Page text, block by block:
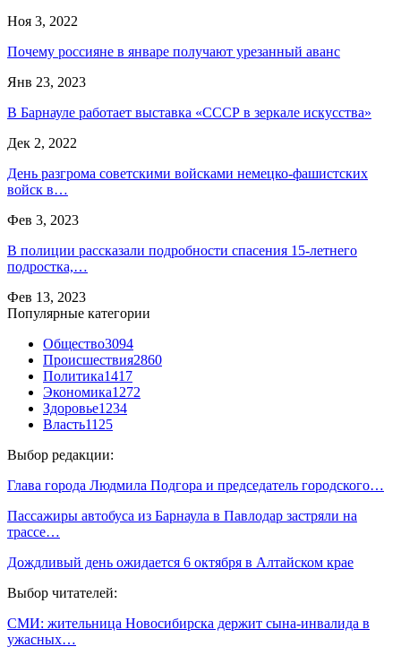
Ноя 3, 2022
Почему россияне в январе получают урезанный аванс
Янв 23, 2023
В Барнауле работает выставка «СССР в зеркале искусства»
Дек 2, 2022
День разгрома советскими войсками немецко-фашистских
войск в…
Фев 3, 2023
В полиции рассказали подробности спасения 15-летнего
подростка,…
Фев 13, 2023
Популярные категории
Общество3094
Происшествия2860
Политика1417
Экономика1272
Здоровье1234
Власть1125
Выбор редакции:
Глава города Людмила Подгора и председатель городского…
Пассажиры автобуса из Барнаула в Павлодар застряли на
трассе…
Дождливый день ожидается 6 октября в Алтайском крае
Выбор читателей:
СМИ: жительница Новосибирска держит сына-инвалида в
ужасных…